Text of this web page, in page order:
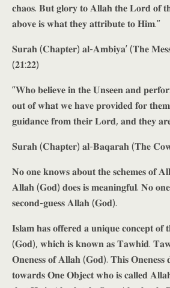
𝐜𝐡𝐚𝐨𝐬. 𝐁𝐮𝐭 𝐠𝐥𝐨𝐫𝐲 𝐭𝐨 𝐀𝐥𝐥𝐚𝐡 𝐭𝐡𝐞 𝐋𝐨𝐫𝐝 𝐨𝐟
𝐚𝐛𝐨𝐯𝐞 𝐢𝐬 𝐰𝐡𝐚𝐭 𝐭𝐡𝐞𝐲 𝐚𝐭𝐭𝐫𝐢𝐛𝐮𝐭𝐞 𝐭𝐨 𝐇𝐢𝐦.”
𝐒𝐮𝐫𝐚𝐡 (𝐂𝐡𝐚𝐩𝐭𝐞𝐫) 𝐚𝐥-𝐀𝐦𝐛𝐢𝐲𝐚’ (𝐓𝐡𝐞
(𝟐𝟏:𝟐𝟐)
“𝐖𝐡𝐨 𝐛𝐞𝐥𝐢𝐞𝐯𝐞 𝐢𝐧 𝐭𝐡𝐞 𝐔𝐧𝐬𝐞𝐞𝐧 𝐚𝐧𝐝
𝐨𝐮𝐭 𝐨𝐟 𝐰𝐡𝐚𝐭 𝐰𝐞 𝐡𝐚𝐯𝐞 𝐩𝐫𝐨𝐯𝐢𝐝𝐞𝐝 𝐟𝐨𝐫
𝐠𝐮𝐢𝐝𝐚𝐧𝐜𝐞 𝐟𝐫𝐨𝐦 𝐭𝐡𝐞𝐢𝐫 𝐋𝐨𝐫𝐝, 𝐚𝐧𝐝 𝐭𝐡𝐞𝐲 𝐚𝐫𝐞
𝐒𝐮𝐫𝐚𝐡 (𝐂𝐡𝐚𝐩𝐭𝐞𝐫) 𝐚𝐥-𝐁𝐚𝐪𝐚𝐫𝐚𝐡 (𝐓𝐡𝐞
𝐍𝐨 𝐨𝐧𝐞 𝐤𝐧𝐨𝐰𝐬 𝐚𝐛𝐨𝐮𝐭 𝐭𝐡𝐞 𝐬𝐜𝐡𝐞𝐦𝐞𝐬 𝐨𝐟
𝐀𝐥𝐥𝐚𝐡 (𝐆𝐨𝐝) 𝐝𝐨𝐞𝐬 𝐢𝐬 𝐦𝐞𝐚𝐧𝐢𝐧𝐠𝐟𝐮𝐥. 𝐍𝐨
𝐬𝐞𝐜𝐨𝐧𝐝-𝐠𝐮𝐞𝐬𝐬 𝐀𝐥𝐥𝐚𝐡 (𝐆𝐨𝐝).
𝐈𝐬𝐥𝐚𝐦 𝐡𝐚𝐬 𝐨𝐟𝐟𝐞𝐫𝐞𝐝 𝐚 𝐮𝐧𝐢𝐪𝐮𝐞 𝐜𝐨𝐧𝐜𝐞𝐩𝐭 𝐨𝐟
(𝐆𝐨𝐝), 𝐰𝐡𝐢𝐜𝐡 𝐢𝐬 𝐤𝐧𝐨𝐰𝐧 𝐚𝐬 𝐓𝐚𝐰𝐡𝐢𝐝.
𝐎𝐧𝐞𝐧𝐞𝐬𝐬 𝐨𝐟 𝐀𝐥𝐥𝐚𝐡 (𝐆𝐨𝐝). 𝐓𝐡𝐢𝐬 𝐎𝐧𝐞𝐧𝐞𝐬𝐬
𝐭𝐨𝐰𝐚𝐫𝐝𝐬 𝐎𝐧𝐞 𝐎𝐛𝐣𝐞𝐜𝐭 𝐰𝐡𝐨 𝐢𝐬 𝐜𝐚𝐥𝐥𝐞𝐝